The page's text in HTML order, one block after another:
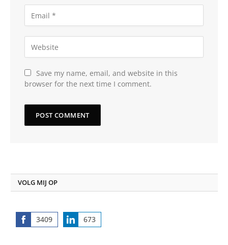
Save my name, email, and website in this
browser for the next time I comment.
VOLG MIJ OP
3409
Share
673
Share